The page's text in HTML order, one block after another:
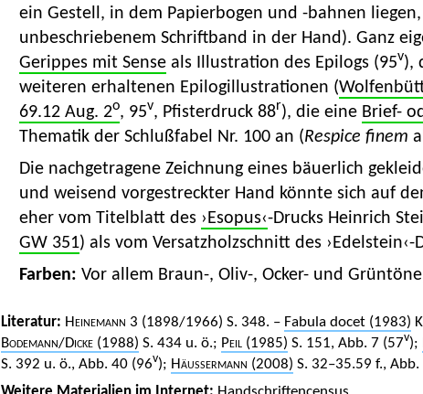
ein Gestell, in dem Papierbogen und -bahnen
unbeschriebenem Schriftband in der Hand). Ganz
Gerippes mit Senseals Illustration des Epilogs (95v),
weiteren erhaltenen Epilogillustrationen (
69.12 Aug. 2o, 95v, Pfisterdruck 88r), die eine Brief-
Thematik der Schlußfabel Nr. 100 an (Respice finem
Die nachgetragene Zeichnung eines bäuerlich
und weisend vorgestreckter Hand könnte sich auf
eher vom Titelblatt des ›Esopus‹-Drucks Heinrich
GW 351) als vom Versatzholzschnitt des ›Edelstein‹-
Farben: Vor allem Braun-, Oliv-, Ocker- und
Literatur: Heinemann 3 (1898/1966) S. 348. – Fabula docet (1983)
Bodemann/Dicke(1988) S. 434 u. ö.; Peil(1985) S. 151, Abb. 7 (57v);
S. 392 u. ö., Abb. 40 (96v); Häussermann (2008) S. 32–35.59 f.,